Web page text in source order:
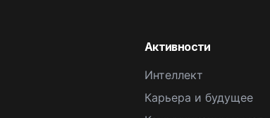
Активности
Интеллект
Карьера и будущее